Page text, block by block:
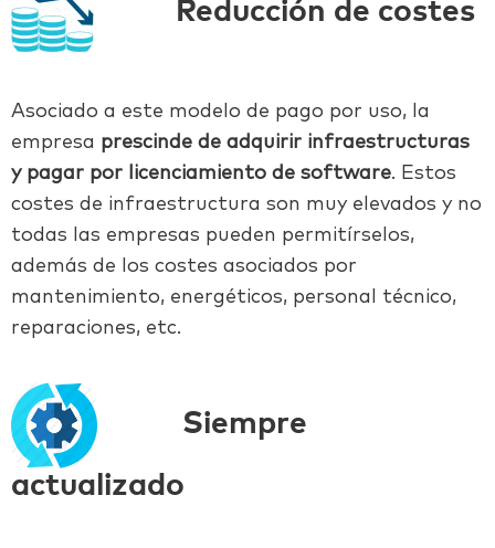
Reducción de costes
Asociado a este modelo de pago por uso, la
empresa prescinde de adquirir infraestructuras
y pagar por licenciamiento de software. Estos
costes de infraestructura son muy elevados y no
todas las empresas pueden permitírselos,
además de los costes asociados por
mantenimiento, energéticos, personal técnico,
reparaciones, etc.
Siempre
actualizado